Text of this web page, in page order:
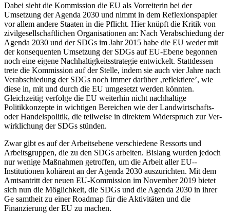
Dabei sieht die Kommission die EU als Vorreiterin bei der
Umsetzung der Agenda 2030 und nimmt in dem Refle­xionspapier
vor allem andere Staaten in die Pflicht. Hier knüpft die Kritik von
zivilgesellschaftlichen Organisationen an: Nach Verabschiedung der
Agenda 2030 und der SDGs im Jahr 2015 habe die EU weder mit
der konsequenten Umsetzung der SDGs auf EU-­Ebene begonnen
noch eine eigene Nachhaltigkeitsstrategie entwickelt. Stattdessen
trete die Kommission auf der Stelle, indem sie auch vier Jahre nach
Verabschiedung der SDGs noch immer darüber ‚reflektiere’, wie
diese in, mit und durch die EU umgesetzt werden könnten.
Gleichzeitig verfol­ge die EU weiterhin nicht­ nachhaltige
Politikkonzepte in wichtigen Bereichen wie der Landwirtschafts­-
oder Han­delspolitik, die teilweise in direktem Widerspruch zur Ver­
wirklichung der SDGs stünden.
Zwar gibt es auf der Arbeitsebene verschiedene Ressorts und
Arbeitsgruppen, die zu den SDGs arbeiten. Bislang wurden jedoch
nur wenige Maßnahmen getroffen, um die Arbeit aller EU-­
Institutionen kohärent an der Agenda 2030 auszurichten. Mit dem
Amtsantritt der neuen EU-­Kommission im November 2019 bietet
sich nun die Möglichkeit, die SDGs und die Agenda 2030 in ihrer
Ge samtheit zu einer Roadmap für die Aktivitäten und die
Finanzierung der EU zu machen.